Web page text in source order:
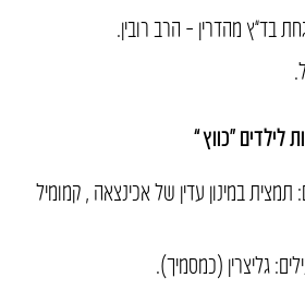
בד”ץ מהדרין – הרב רובין.
לילדים“כווץ‘”
: תמצית במינון עדין של אכינצאה קמומיל
:גליצרין (כמסמיך).